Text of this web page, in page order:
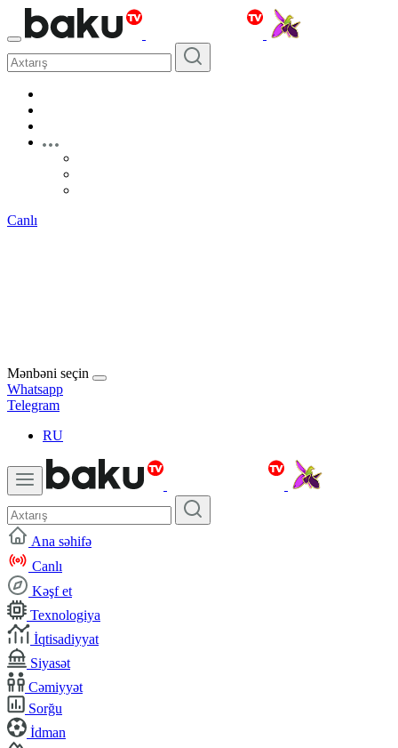
Canlı
Mənbəni seçin
Whatsapp
Telegram
RU
Ana səhifə
Canlı
Kəşf et
Texnologiya
İqtisadiyyat
Siyasət
Cəmiyyət
Sorğu
İdman